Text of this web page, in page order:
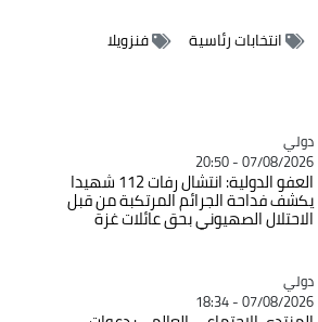
انتخابات رئاسية فنزويلا
Catégorie
دولي
07/08/2026 - 20:50
العفو الدولية: انتشال رفات 112 شهيدا
يكشف فداحة الجرائم المرتكبة من قبل
الاحتلال الصهيوني بحق عائلات غزة
Catégorie
دولي
07/08/2026 - 18:34